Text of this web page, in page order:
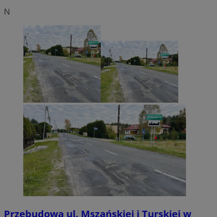
N
Przebudowa ul. Mszańskiej i Turskiej w